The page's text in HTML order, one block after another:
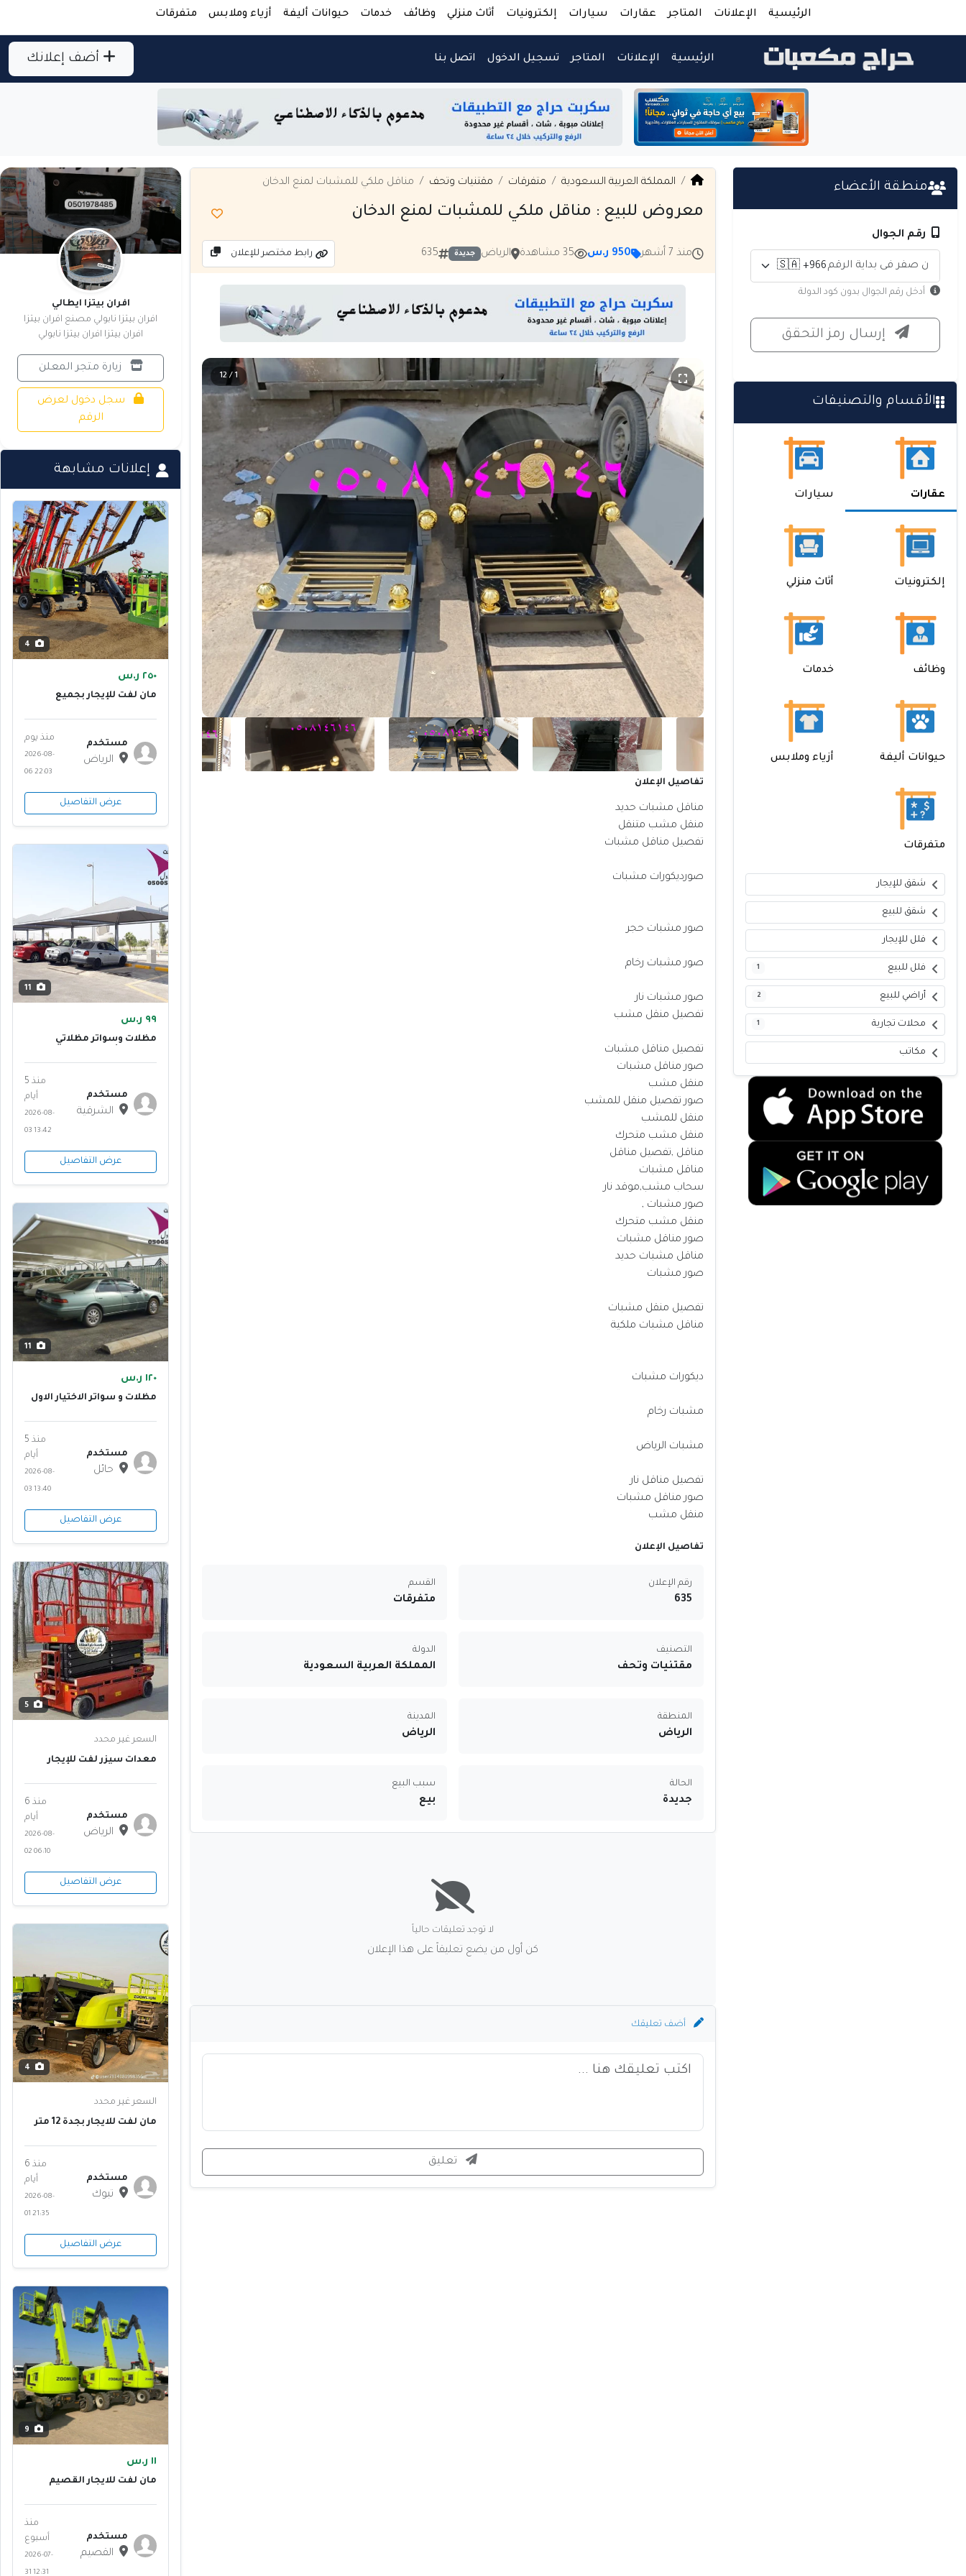
الرئيسية الإعلانات المتاجر عقارات سيارات إلكترونيات أثاث منزلي وظائف خدمات حيوانات أليفة أزياء وملابس متفرقات
الرئيسية الإعلانات المتاجر تسجيل الدخول اتصل بنا أضف إعلانك
منطقة الأعضاء
رقم الجوال
أدخل رقم الجوال بدون كود الدولة
إرسال رمز التحقق
الأقسام والتصنيفات
عقارات سيارات
إلكترونيات أثاث منزلي
وظائف خدمات
حيوانات أليفة أزياء وملابس
متفرقات
شقق للإيجار
شقق للبيع
فلل للإيجار
فلل للبيع 1
أراضي للبيع 2
محلات تجارية 1
مكاتب
المملكة العربية السعودية متفرقات مقتنيات وتحف مناقل ملكي للمشبات لمنع الدخان
معروض للبيع : مناقل ملكي للمشبات لمنع الدخان
منذ 7 أشهر 950 ر.س 35 مشاهدة الرياض جديدة 635 رابط مختصر للإعلان
1 / 12
تفاصيل الإعلان
مناقل مشبات حديد
منقل مشب متنقل
تفصيل مناقل مشبات
صورديكورات مشبات
صور مشبات حجر
صور مشبات رخام
صور مشبات نار
تفصيل منقل مشب
تفصيل مناقل مشبات
صور مناقل مشبات
منقل مشب
صور تفصيل منقل للمشب
منقل للمشب
منقل مشب متحرك
مناقل ,تفصيل مناقل
مناقل مشبات
سحاب مشب,موقد نار
صور مشبات ,
منقل مشب متحرك
صور مناقل مشبات
مناقل مشبات حديد
صور مشبات
تفصيل منقل مشبات
مناقل مشبات ملكية
ديكورات مشبات
مشبات رخام
مشبات الرياض
تفصيل مناقل نار
صور مناقل مشبات
منقل مشب
تفاصيل الإعلان
رقم الإعلان
635
القسم
متفرقات
التصنيف
مقتنيات وتحف
الدولة
المملكة العربية السعودية
المنطقة
الرياض
المدينة
الرياض
الحالة
جديدة
سبب البيع
بيع
لا توجد تعليقات حالياً
كن أول من يضع تعليقاً على هذا الإعلان
أضف تعليقك
تعليق
افران بيتزا ايطالي
افران بيتزا نابولي مصنع افران بيتزا
افران بيتزا افران بيتزا نابولي
زيارة متجر المعلن
سجل دخول لعرض
الرقم
إعلانات مشابهة
٢٥٠ ر.س
مان لفت للإيجار بجميع
مستخدم
الرياض
منذ يوم
2026-08-
06 22:03
عرض التفاصيل
٩٩ ر.س
مظلات وسواتر مظلاتي
متخصصة
مستخدم
الشرقية
منذ 5
أيام
2026-08-
03 13:42
عرض التفاصيل
١٢٠ ر.س
مظلات و سواتر الاختيار الاول
مستخدم
حائل
منذ 5
أيام
2026-08-
03 13:40
عرض التفاصيل
5
السعر غير محدد
معدات سيزر لفت للإيجار
متر 16 متر ║ أعمال تركيب
مستخدم
الرياض
منذ 6
أيام
2026-08-
02 06:10
عرض التفاصيل
السعر غير محدد
مان لفت للايجار بجدة 12 متر
متر | رافعات عمال للمباني
مستخدم
تبوك
منذ 6
أيام
2026-08-
01 21:35
عرض التفاصيل
١١ ر.س
مان لفت للايجار القصيم
القصالقص
مستخدم
القصيم
منذ
أسبوع
2026-07-
31 12:31